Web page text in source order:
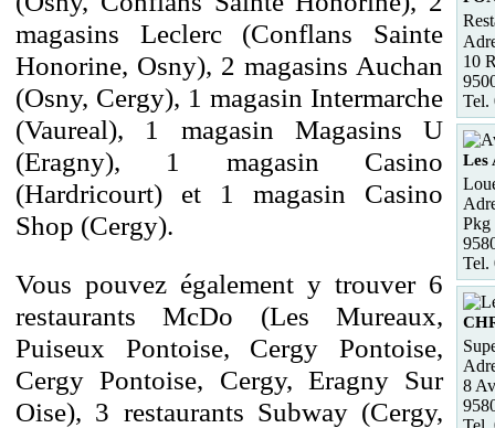
magasins Leclerc (Conflans Sainte
Honorine, Osny), 2 magasins Auchan
(Osny, Cergy), 1 magasin Intermarche
(Vaureal), 1 magasin Magasins U
(Eragny), 1 magasin Casino
(Hardricourt) et 1 magasin Casino
Shop (Cergy).
Vous pouvez également y trouver 6
restaurants McDo (Les Mureaux,
Puiseux Pontoise, Cergy Pontoise,
Cergy Pontoise, Cergy, Eragny Sur
Oise), 3 restaurants Subway (Cergy,
10
Tel.
Les
Pkg
Tel.
8